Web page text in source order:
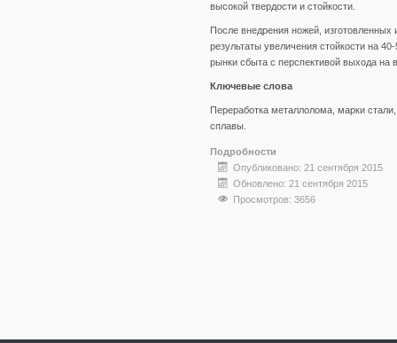
высокой твердости и стойкости.
После внедрения ножей,
результаты увеличения стойкости на
рынки сбыта с перспективой выхода на
Ключевые слова
Переработка металлолома, марки
сплавы.
Подробности
Опубликовано: 21 сентября 2015
Обновлено: 21 сентября 2015
Просмотров: 3656